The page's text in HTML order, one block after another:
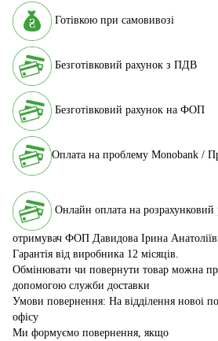
Готівкою при самовивозі
Безготівковий рахунок з ПДВ
Безготівковий рахунок на ФОП
Оплата на проблему Monobank /
Онлайн оплата на розрахунковий
отримувач ФОП Давидова Ірина
Гарантія від виробника 12 місяців.
Обмінювати чи повернути товар можна
допомогою служби доставки
Умови повернення: На відділення новоі
офісу
Ми формуємо повернення, якщо